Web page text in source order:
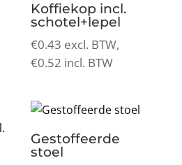
Koffiekop incl.
schotel+lepel
€0.43 excl. BTW,
€0.52 incl. BTW
Gestoffeerde
stoel